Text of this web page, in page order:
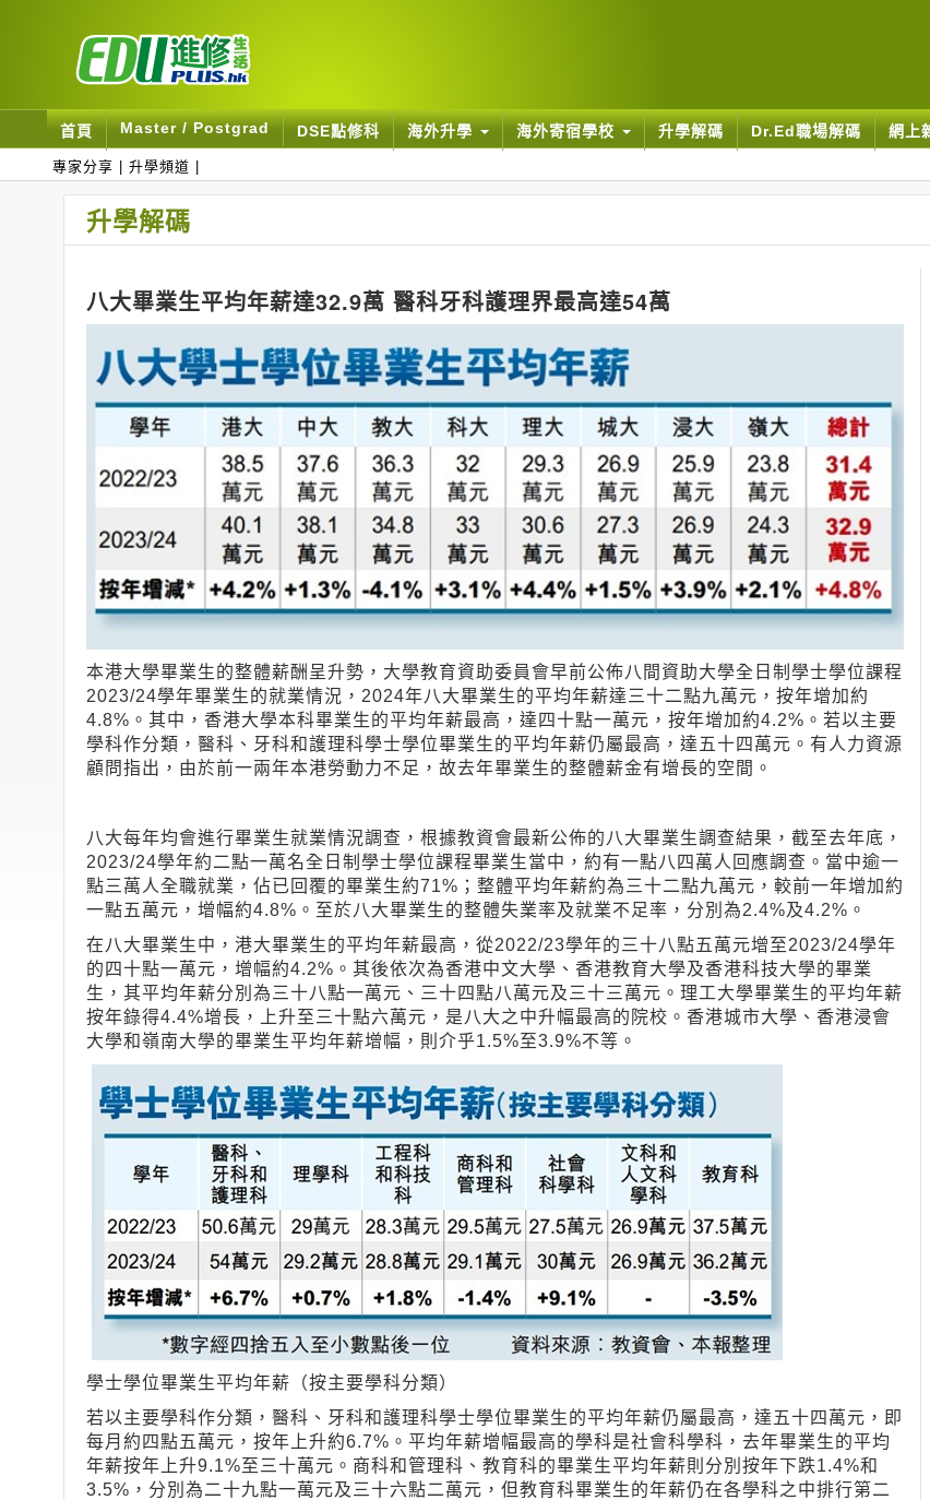
首頁 Master / Postgrad DSE點修科 海外升學 海外寄宿學校 升學解碼 Dr.Ed職場解碼 網上
專家分享 升學頻道
升學解碼
八大畢業生平均年薪達32.9萬 醫科牙科護理界最高達54萬
本港大學畢業生的整體薪酬呈升勢，大學教育資助委員會早前公佈八間資助大學全日制學士學位課程
2023/24學年畢業生的就業情況，2024年八大畢業生的平均年薪達三十二點九萬元，按年增加約
4.8%。其中，香港大學本科畢業生的平均年薪最高，達四十點一萬元，按年增加約4.2%。若以主要
學科作分類，醫科、牙科和護理科學士學位畢業生的平均年薪仍屬最高，達五十四萬元。有人力資源
顧問指出，由於前一兩年本港勞動力不足，故去年畢業生的整體薪金有增長的空間。
八大每年均會進行畢業生就業情況調查，根據教資會最新公佈的八大畢業生調查結果，截至去年底，
2023/24學年約二點一萬名全日制學士學位課程畢業生當中，約有一點八四萬人回應調查。當中逾一
點三萬人全職就業，佔已回覆的畢業生約71%；整體平均年薪約為三十二點九萬元，較前一年增加約
一點五萬元，增幅約4.8%。至於八大畢業生的整體失業率及就業不足率，分別為2.4%及4.2%。
在八大畢業生中，港大畢業生的平均年薪最高，從2022/23學年的三十八點五萬元增至2023/24學年
的四十點一萬元，增幅約4.2%。其後依次為香港中文大學、香港教育大學及香港科技大學的畢業
生，其平均年薪分別為三十八點一萬元、三十四點八萬元及三十三萬元。理工大學畢業生的平均年薪
按年錄得4.4%增長，上升至三十點六萬元，是八大之中升幅最高的院校。香港城市大學、香港浸會
大學和嶺南大學的畢業生平均年薪增幅，則介乎1.5%至3.9%不等。
學士學位畢業生平均年薪（按主要學科分類）
若以主要學科作分類，醫科、牙科和護理科學士學位畢業生的平均年薪仍屬最高，達五十四萬元，即
每月約四點五萬元，按年上升約6.7%。平均年薪增幅最高的學科是社會科學科，去年畢業生的平均
年薪按年上升9.1%至三十萬元。商科和管理科、教育科的畢業生平均年薪則分別按年下跌1.4%和
3.5%，分別為二十九點一萬元及三十六點二萬元，但教育科畢業生的年薪仍在各學科之中排行第二